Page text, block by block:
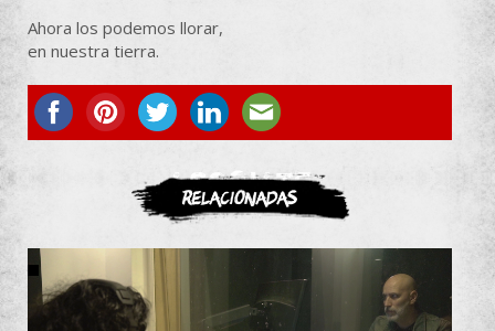
Ahora los podemos llorar,
en nuestra tierra.
ASOCIATE
Relacionadas